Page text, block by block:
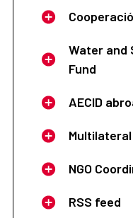
Water and
Fund
AECID
NGO
RSS feed